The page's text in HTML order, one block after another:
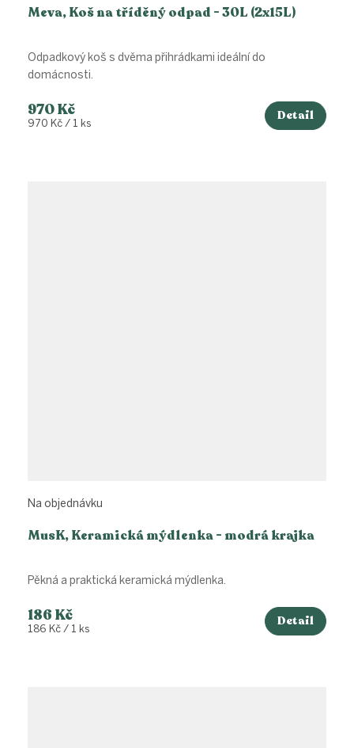
Meva, Koš na tříděný odpad - 30L (2x15L)
970 Kč
Měrná
970 Kč / 1 ks
Detail
Odpadkový koš s dvěma přihrádkami ideální do
domácnosti.
MusK, Keramická mýdlenka - modrá krajka
Na objednávku
186 Kč
Měrná
186 Kč / 1 ks
Detail
Pěkná a praktická keramická mýdlenka.